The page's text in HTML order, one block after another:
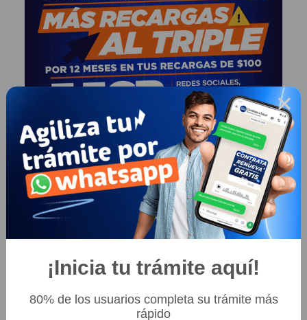
Seleccionar Promoción
Herramienta disponible para realizar tu portabilidad a Telcel Sistema
×
¡Inicia tu trámite aquí!
80% de los usuarios completa su trámite más
rápido